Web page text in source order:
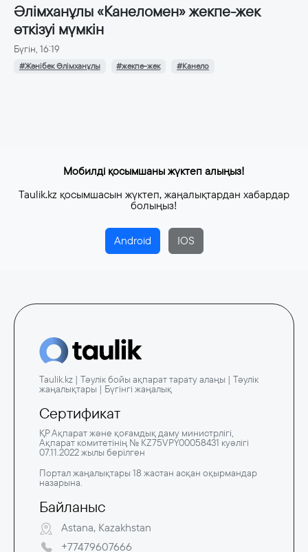
Әлімханұлы «Канеломен» жекпе-жек
өткізуі мүмкін
Бүгін, 16:19
#Жәнібек Әлімханұлы #жекпе-жек #Канело
Мобилді қосымшаны жүктеп алыңыз!
Taulik.kz қосымшасын жүктеп, жаңалықтардан хабардар
болыңыз!
Android IOS
Taulik.kz | Тәулік бойы ақпарат тарату алаңы | Тәулік
жаңалықтары | Бүгінгі жаңалық
Сертификат
ҚР Ақпарат және қоғамдық даму министрлігі,
Ақпарат комитетінің № KZ75VPY00058431 куәлігі
07.11.2022 жылы берілген
Портал жаңалықтары 18 жастан асқан оқырмандар
назарына.
Байланыс
Astana, Kazakhstan
+77479607666